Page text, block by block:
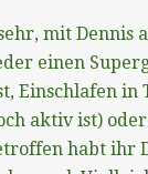
mit Dennis
einen
Einschlafen in
aktiv ist)
habt ihr